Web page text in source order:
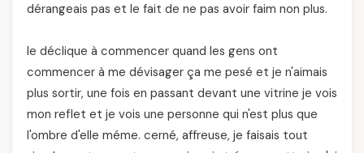
dérangeais pas et le fait de ne pas avoir faim non plus.
le déclique à commencer quand les gens ont
commencer à me dévisager ça me pesé et je n'aimais
plus sortir, une fois en passant devant une vitrine je vois
mon reflet et je vois une personne qui n'est plus que
l'ombre d'elle méme. cerné, affreuse, je faisais tout